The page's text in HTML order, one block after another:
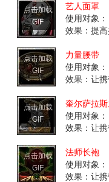
点击加载
GIF
艺人面罩
使用对象
效果：提
点击加载
GIF
力量腰带
使用对象
效果：让
点击加载
GIF
奎尔萨拉
使用对象
效果：让
点击加载
GIF
法师长袍
使用对象
效果：让